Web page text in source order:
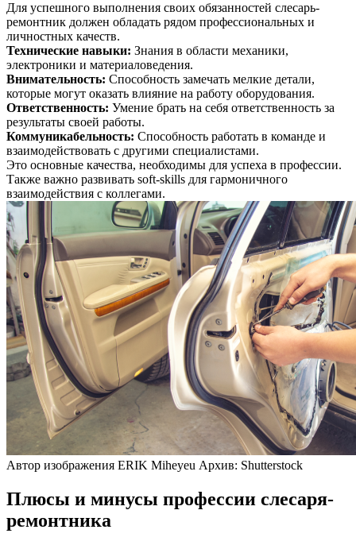
Для успешного выполнения своих обязанностей слесарь-
ремонтник должен обладать рядом профессиональных и
личностных качеств.
Технические навыки: Знания в области механики,
электроники и материаловедения.
Внимательность: Способность замечать мелкие детали,
которые могут оказать влияние на работу оборудования.
Ответственность: Умение брать на себя ответственность за
результаты своей работы.
Коммуникабельность: Способность работать в команде и
взаимодействовать с другими специалистами.
Это основные качества, необходимы для успеха в профессии.
Также важно развивать soft-skills для гармоничного
взаимодействия с коллегами.
Автор изображения ERIK Miheyeu Архив: Shutterstock
Плюсы и минусы профессии слесаря-
ремонтника